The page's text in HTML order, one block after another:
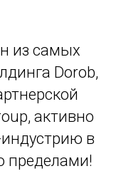
из самых
Dorob,
активно
в
пределами!